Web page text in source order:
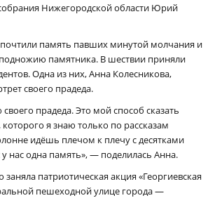
Нижегородской области Юрий
память павших минутой молчания и
памятника. В шествии приняли
Одна из них, Анна Колесникова,
своего прадеда.
прадеда. Это мой способ сказать
которого я знаю только по рассказам
идёшь плечом к плечу с десятками
нас одна память», — поделилась Анна.
патриотическая акция «Георгиевская
пешеходной улице города —